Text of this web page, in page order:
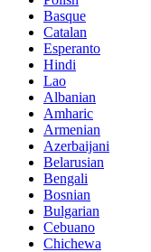
Basque
Catalan
Esperanto
Hindi
Lao
Albanian
Amharic
Armenian
Azerbaijani
Belarusian
Bengali
Bosnian
Bulgarian
Cebuano
Chichewa